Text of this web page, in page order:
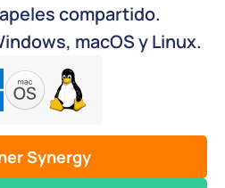
compartido.
macOS y Linux.
Synergy